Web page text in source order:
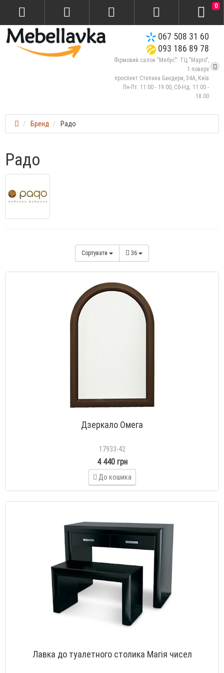
067 508 31 60
093 186 89 78
Фірмовий салон "Мебус": ТЦ "Марго",
1 поверх
проспект Степана Бандери, 34А, Київ
Пн-Пт: 11:00 - 19:00, Сб-Нд: 11:00 -
18:00
0
Бренд Радо
Радо
Сортувати 36
Дзеркало Омега
17933-42
4 440 грн
До кошика
Лавка до туалетного столика Магія чисел